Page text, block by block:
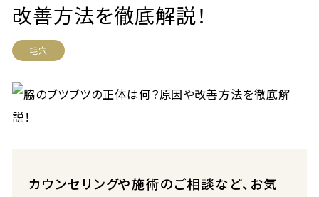
改善方法を徹底解説！
毛穴
カウンセリングや施術のご相談など、お気